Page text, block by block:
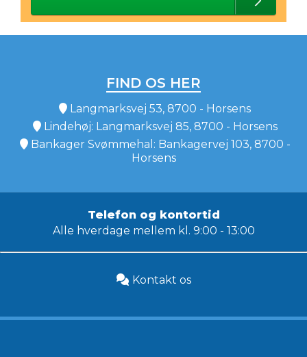
FIND OS HER
Langmarksvej 53, 8700 - Horsens
Lindehøj: Langmarksvej 85, 8700 - Horsens
Bankager Svømmehal: Bankagervej 103, 8700 -
Horsens
Telefon og kontortid
Alle hverdage mellem kl. 9:00 - 13:00
Kontakt os